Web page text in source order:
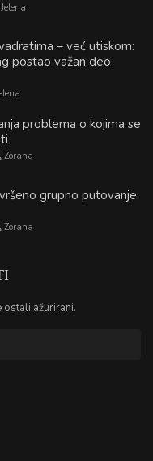
Jelena
– već utiskom:
postao važan deo
problema o kojima se
Zorana
grupno putovanje
Zorana
ostali ažurirani.